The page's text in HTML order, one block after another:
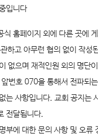
입니다
식 홈페이지 외에 다른 곳에
하고 아무런 협의 없이 작성
없으며 재적인원 외의 명단
번호 070을 통해서 전파되
는 사항입니다. 교회 공지는
달됩니다.
부에 대한 문의 사항 및 오류